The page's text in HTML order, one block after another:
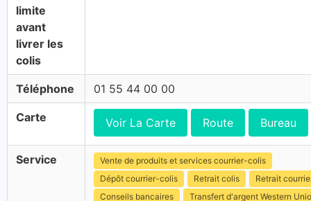
limite
avant
livrer les
colis
Téléphone 01 55 44 00 00
Carte Voir La Carte Route Bureau
Service
Vente de produits et services courrier-colis
Dépôt courrier-colis
Retrait colis
Retrait
Conseils bancaires
Transfert d'argent Western